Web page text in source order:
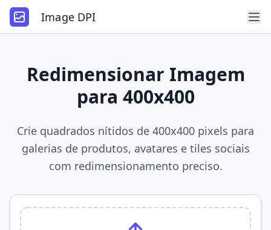
Image DPI
Redimensionar Imagem
para 400x400
Crie quadrados nítidos de 400x400 pixels para
galerias de produtos, avatares e tiles sociais
com redimensionamento preciso.